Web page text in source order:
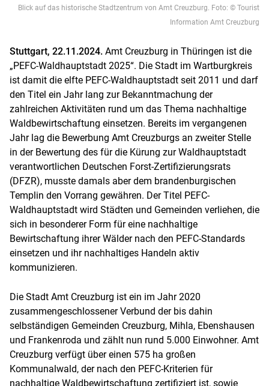
Blick auf das historische Stadtzentrum von Amt Creuzburg. Foto: © Tourist
Information Amt Creuzburg
Stuttgart, 22.11.2024. Amt Creuzburg in Thüringen ist die
„PEFC-Waldhauptstadt 2025“. Die Stadt im Wartburgkreis
ist damit die elfte PEFC-Waldhauptstadt seit 2011 und darf
den Titel ein Jahr lang zur Bekanntmachung der
zahlreichen Aktivitäten rund um das Thema nachhaltige
Waldbewirtschaftung einsetzen. Bereits im vergangenen
Jahr lag die Bewerbung Amt Creuzburgs an zweiter Stelle
in der Bewertung des für die Kürung zur Waldhauptstadt
verantwortlichen Deutschen Forst-Zertifizierungsrats
(DFZR), musste damals aber dem brandenburgischen
Templin den Vorrang gewähren. Der Titel PEFC-
Waldhauptstadt wird Städten und Gemeinden verliehen, die
sich in besonderer Form für eine nachhaltige
Bewirtschaftung ihrer Wälder nach den PEFC-Standards
einsetzen und ihr nachhaltiges Handeln aktiv
kommunizieren.
Die Stadt Amt Creuzburg ist ein im Jahr 2020
zusammengeschlossener Verbund der bis dahin
selbständigen Gemeinden Creuzburg, Mihla, Ebenshausen
und Frankenroda und zählt nun rund 5.000 Einwohner. Amt
Creuzburg verfügt über einen 575 ha großen
Kommunalwald, der nach den PEFC-Kriterien für
nachhaltige Waldbewirtschaftung zertifiziert ist, sowie